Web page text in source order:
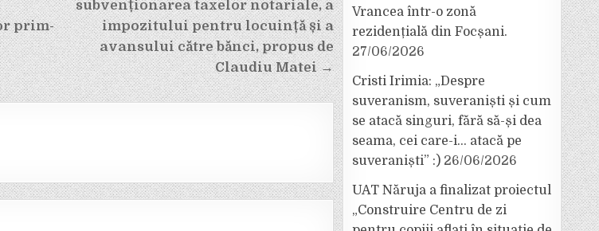
subvenționarea taxelor notariale, a
impozitului pentru locuință și a
avansului către bănci, propus de
Claudiu Matei →
prim-
Vrancea într-o zonă
rezidențială din Focșani.
27/06/2026
Cristi Irimia: „Despre
suveranism, suveraniști și cum
se atacă singuri, fără să-și dea
seama, cei care-i… atacă pe
suveraniști” :) 26/06/2026
UAT Năruja a finalizat proiectul
„Construire Centru de zi